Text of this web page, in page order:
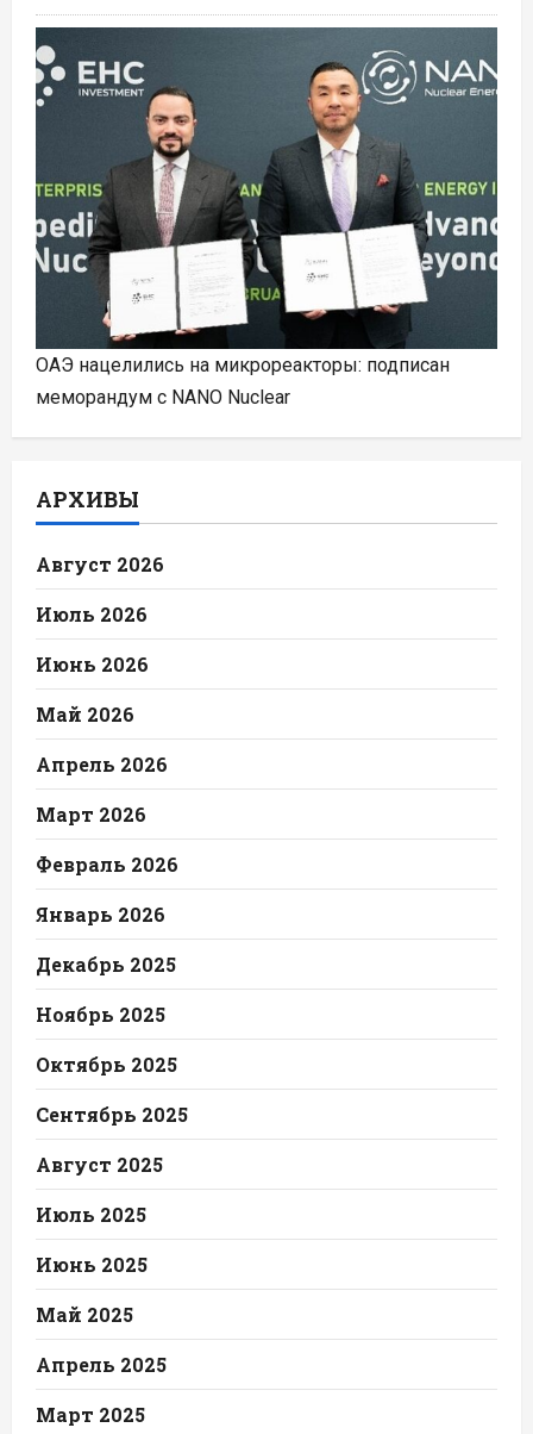
ОАЭ нацелились на микрореакторы: подписан
меморандум с NANO Nuclear
АРХИВЫ
Август 2026
Июль 2026
Июнь 2026
Май 2026
Апрель 2026
Март 2026
Февраль 2026
Январь 2026
Декабрь 2025
Ноябрь 2025
Октябрь 2025
Сентябрь 2025
Август 2025
Июль 2025
Июнь 2025
Май 2025
Апрель 2025
Март 2025